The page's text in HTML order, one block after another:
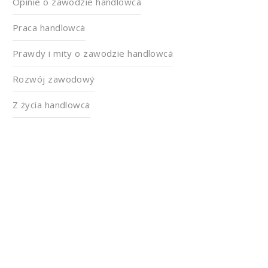
Praca handlowca
Prawdy i mity o zawodzie handlowca
Rozwój zawodowy
Z życia handlowca